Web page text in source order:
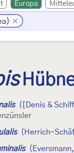
Europa
([Denis &
(Herrich-